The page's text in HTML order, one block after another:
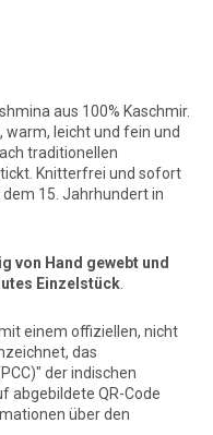
aus 100% Kaschmir.
warm, leicht und fein und
traditionellen
Knitterfrei und sofort
15. Jahrhundert in
von Hand gewebt und
Einzelstück
einem offiziellen, nicht
das
der indischen
abgebildete QR-Code
über den